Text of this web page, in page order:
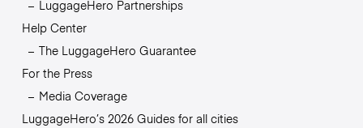
LuggageHero Partnerships
Help Center
The LuggageHero Guarantee
For the Press
Media Coverage
LuggageHero’s 2026 Guides for all cities